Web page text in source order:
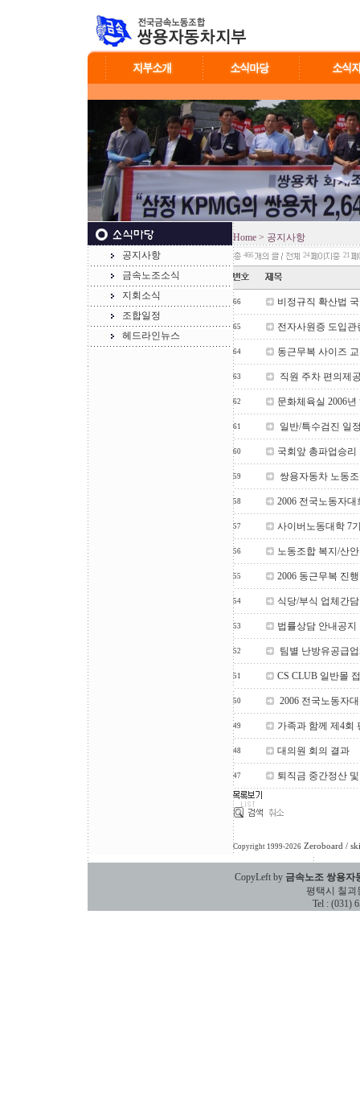
공지사항
금속노조소식
지회소식
조합일정
헤드라인뉴스
Home > 공지사항
466 24 21
66 비정규직 확산법
65 전자사원증 도입
64 동근무복 사이즈
63 직원 주차 편의제
62 문화체육실 2006
61 일반/특수검진 일
60 국회앞 총파업승
59 쌍용자동차 노동
58 2006 전국노동자
57 사이버노동대학 7
56 노동조합 복지/산
55 2006 동근무복 진
54 식당/부식 업체간
53 법률상담 안내공지
52 팀별 난방유공급
51 CS CLUB 일반몰
50 2006 전국노동자
49 가족과 함께 제4회
48 대의원 회의 결과
47 퇴직금 중간정산
Copyright 1999-2026 Zeroboard /
CopyLeft by 금속노조 쌍용자
평택시 칠괴동
Tel : (031)